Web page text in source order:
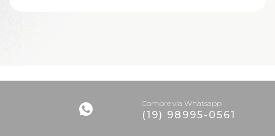
Compre via Whatsapp
(19) 98995-0561